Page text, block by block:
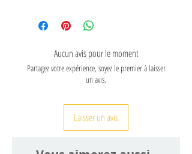
Aucun avis pour le moment
Partagez votre expérience, soyez le premier à laisser
un avis.
Laisser un avis